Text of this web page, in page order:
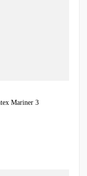
Mariner 3